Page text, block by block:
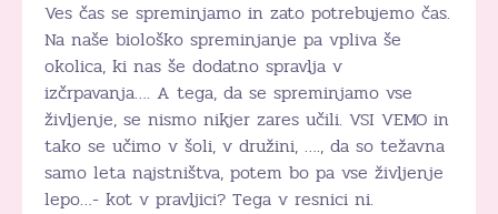
Ves čas se spreminjamo in zato potrebujemo čas.
Na naše biološko spreminjanje pa vpliva še
okolica, ki nas še dodatno spravlja v
izčrpavanja…. A tega, da se spreminjamo vse
življenje, se nismo nikjer zares učili. VSI VEMO in
tako se učimo v šoli, v družini, …., da so težavna
samo leta najstništva, potem bo pa vse življenje
lepo…- kot v pravljici? Tega v resnici ni.